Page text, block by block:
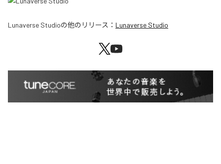
Lunaverse Studioの他のリリース： Lunaverse Studio